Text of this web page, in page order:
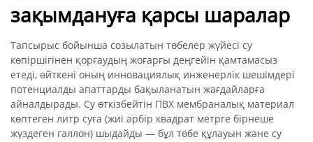
зақымдануға қарсы шаралар
Тапсырыс бойынша созылатын төбелер жүйесі су
көпіршігінен қорғаудың жоғарғы деңгейін қамтамасыз
етеді, өйткені оның инновациялық инженерлік шешімдері
потенциалды апаттарды бақыланатын жағдайларға
айналдырады. Су өткізбейтін ПВХ мембраналық материал
көптеген литр суға (жиі әрбір квадрат метрге бірнеше
жүздеген галлон) шыдайды — бұл төбе құлауын және су